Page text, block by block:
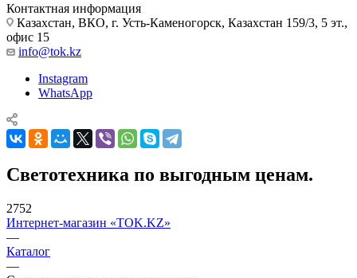
Контактная информация
Казахстан, ВКО, г. Усть-Каменогорск, Казахстан 159/3, 5 эт.,
офис 15
info@tok.kz
Instagram
WhatsApp
Светотехника по выгодным ценам.
2752
Интернет-магазин «TOK.KZ»
—
Каталог
—